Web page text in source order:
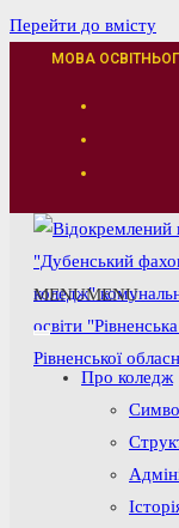
Перейти до вмісту
МОВА
MENUMENU
Про коледж